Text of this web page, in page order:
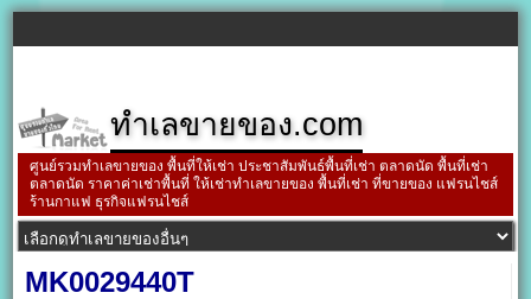
ทำเลขายของ.com
ศูนย์รวมทำเลขายของ พื้นที่ให้เช่า ประชาสัมพันธ์พื้นที่เช่า ตลาดนัด พื้นที่เช่า
ตลาดนัด ราคาค่าเช่าพื้นที่ ให้เช่าทำเลขายของ พื้นที่เช่า ที่ขายของ แฟรนไชส์
ร้านกาแฟ ธุรกิจแฟรนไชส์
MK0029440T